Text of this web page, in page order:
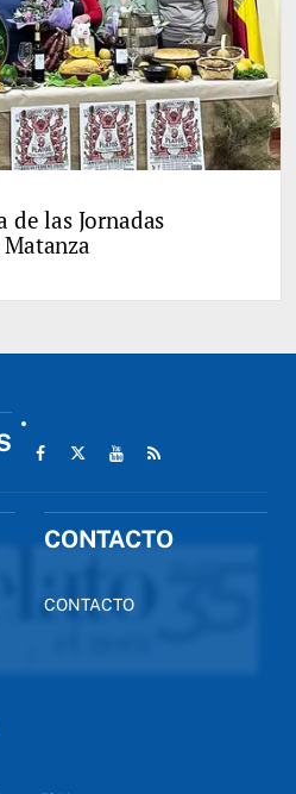
de las Jornadas
CONTACTO
CONTACTO